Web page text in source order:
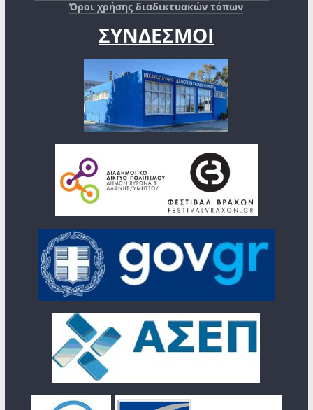
Όροι χρήσης διαδικτυακών τόπων
ΣΥΝΔΕΣΜΟΙ